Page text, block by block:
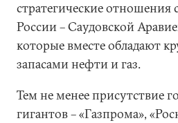
стратегические отношения
России – Саудовской
которые вместе обладают
запасами нефти и газ.
Тем не менее присутствие
гигантов – «Газпрома»,